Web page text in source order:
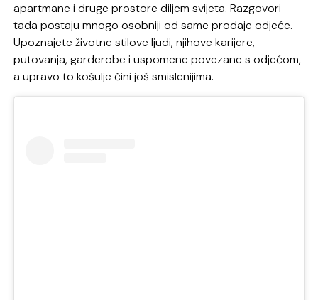
apartmane i druge prostore diljem svijeta. Razgovori
tada postaju mnogo osobniji od same prodaje odjeće.
Upoznajete životne stilove ljudi, njihove karijere,
putovanja, garderobe i uspomene povezane s odjećom,
a upravo to košulje čini još smislenijima.